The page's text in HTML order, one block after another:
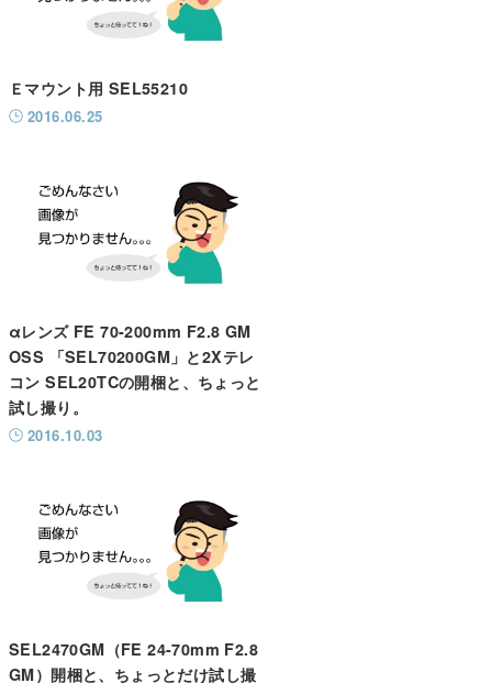
Ｅマウント用 SEL55210
2016.06.25
αレンズ FE 70-200mm F2.8 GM
OSS 「SEL70200GM」と2Xテレ
コン SEL20TCの開梱と、ちょっと
試し撮り。
2016.10.03
SEL2470GM（FE 24-70mm F2.8
GM）開梱と、ちょっとだけ試し撮